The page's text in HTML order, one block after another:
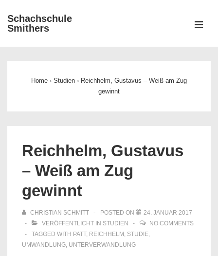
Zum
Inhalt
Schachschule
Smithers
Home › Studien › Reichhelm, Gustavus – Weiß am Zug
gewinnt
Reichhelm, Gustavus
– Weiß am Zug
gewinnt
CHRISTIAN SCHMITT POSTED ON
24. JANUAR 2017
VERÖFFENTLICHT IN STUDIEN
NO COMMENTS
TAGGED WITH PATT, REICHHELM , STUDIE,
UMWANDLUNG, UNTERVERWANDLUNG